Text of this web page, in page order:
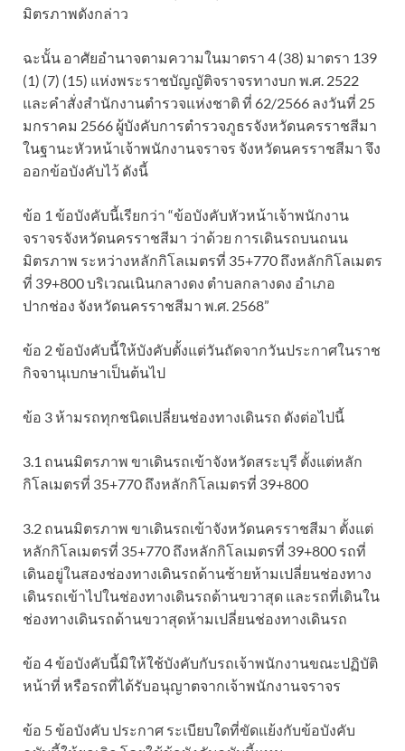
มิตรภาพดังกล่าว
ฉะนั้น อาศัยอำนาจตามความในมาตรา 4 (38) มาตรา 139
(1) (7) (15) แห่งพระราชบัญญัติจราจรทางบก พ.ศ. 2522
และคำสั่งสำนักงานตำรวจแห่งชาติ ที่ 62/2566 ลงวันที่ 25
มกราคม 2566 ผู้บังคับการตำรวจภูธรจังหวัดนครราชสีมา
ในฐานะหัวหน้าเจ้าพนักงานจราจร จังหวัดนครราชสีมา จึง
ออกข้อบังคับไว้ ดังนี้
ข้อ 1 ข้อบังคับนี้เรียกว่า “ข้อบังคับหัวหน้าเจ้าพนักงาน
จราจรจังหวัดนครราชสีมา ว่าด้วย การเดินรถบนถนน
มิตรภาพ ระหว่างหลักกิโลเมตรที่ 35+770 ถึงหลักกิโลเมตร
ที่ 39+800 บริเวณเนินกลางดง ตำบลกลางดง อำเภอ
ปากช่อง จังหวัดนครราชสีมา พ.ศ. 2568”
ข้อ 2 ข้อบังคับนี้ให้บังคับตั้งแต่วันถัดจากวันประกาศในราช
กิจจานุเบกษาเป็นต้นไป
ข้อ 3 ห้ามรถทุกชนิดเปลี่ยนช่องทางเดินรถ ดังต่อไปนี้
3.1 ถนนมิตรภาพ ขาเดินรถเข้าจังหวัดสระบุรี ตั้งแต่หลัก
กิโลเมตรที่ 35+770 ถึงหลักกิโลเมตรที่ 39+800
3.2 ถนนมิตรภาพ ขาเดินรถเข้าจังหวัดนครราชสีมา ตั้งแต่
หลักกิโลเมตรที่ 35+770 ถึงหลักกิโลเมตรที่ 39+800 รถที่
เดินอยู่ในสองช่องทางเดินรถด้านซ้ายห้ามเปลี่ยนช่องทาง
เดินรถเข้าไปในช่องทางเดินรถด้านขวาสุด และรถที่เดินใน
ช่องทางเดินรถด้านขวาสุดห้ามเปลี่ยนช่องทางเดินรถ
ข้อ 4 ข้อบังคับนี้มิให้ใช้บังคับกับรถเจ้าพนักงานขณะปฏิบัติ
หน้าที่ หรือรถที่ได้รับอนุญาตจากเจ้าพนักงานจราจร
ข้อ 5 ข้อบังคับ ประกาศ ระเบียบใดที่ขัดแย้งกับข้อบังคับ